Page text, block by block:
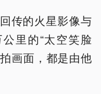
传的火星影像与
里的“太空笑脸
画面，都是由他